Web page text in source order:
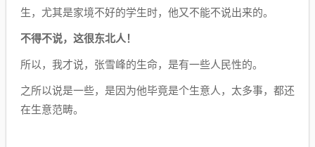
生，尤其是家境不好的学生时，他又不能不说出来的。
不得不说，这很东北人！
所以，我才说，张雪峰的生命，是有一些人民性的。
之所以说是一些，是因为他毕竟是个生意人，太多事，都还
在生意范畴。